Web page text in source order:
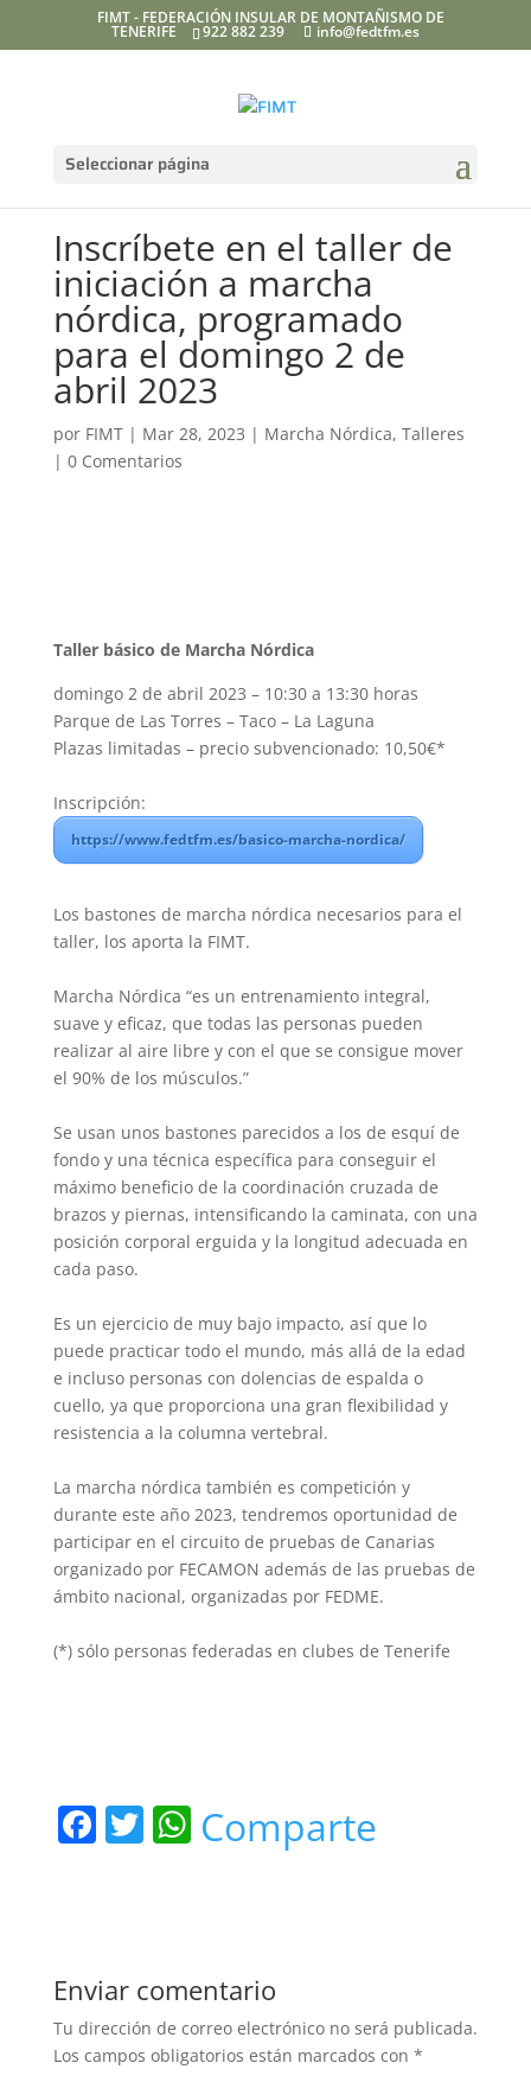
FIMT - FEDERACIÓN INSULAR DE MONTAÑISMO DE
TENERIFE 922 882 239 info@fedtfm.es
Seleccionar página
Inscríbete en el taller de
iniciación a marcha
nórdica, programado
para el domingo 2 de
abril 2023
por FIMT| Mar 28, 2023 | Marcha Nórdica, Talleres
| 0 Comentarios
Taller básico de Marcha Nórdica
domingo 2 de abril 2023 – 10:30 a 13:30 horas
Parque de Las Torres – Taco – La Laguna
Plazas limitadas – precio subvencionado: 10,50€*
Inscripción:
https://www.fedtfm.es/basico-marcha-nordica/
Los bastones de marcha nórdica necesarios para el
taller, los aporta la FIMT.
Marcha Nórdica “es un entrenamiento integral,
suave y eficaz, que todas las personas pueden
realizar al aire libre y con el que se consigue mover
el 90% de los músculos.”
Se usan unos bastones parecidos a los de esquí de
fondo y una técnica específica para conseguir el
máximo beneficio de la coordinación cruzada de
brazos y piernas, intensificando la caminata, con una
posición corporal erguida y la longitud adecuada en
cada paso.
Es un ejercicio de muy bajo impacto, así que lo
puede practicar todo el mundo, más allá de la edad
e incluso personas con dolencias de espalda o
cuello, ya que proporciona una gran flexibilidad y
resistencia a la columna vertebral.
La marcha nórdica también es competición y
durante este año 2023, tendremos oportunidad de
participar en el circuito de pruebas de Canarias
organizado por FECAMON además de las pruebas de
ámbito nacional, organizadas por FEDME.
(*) sólo personas federadas en clubes de Tenerife
F
b
o
o
T W
A
p
p
Comparte
Enviar comentario
Tu dirección de correo electrónico no será publicada.
Los campos obligatorios están marcados con *